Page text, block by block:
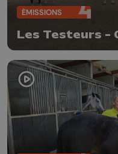
ÉMISSIONS
Les Testeurs -